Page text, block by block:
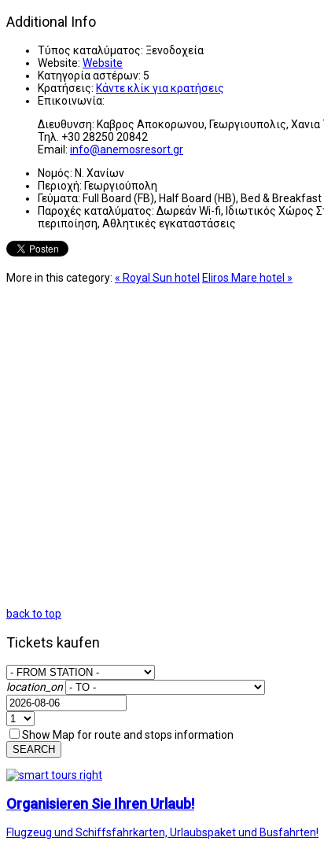
Additional Info
Τύπος καταλύματος: Ξενοδοχεία
Website: Website
Κατηγορία αστέρων: 5
Κρατήσεις: Κάντε κλίκ για κρατήσεις
Επικοινωνία:
Διευθυνση: Καβρος Αποκορωνου, Γεωργιουπολις, Χανια
Τηλ. +30 28250 20842
Email: info@anemosresort.gr
Νομός: Ν. Χανίων
Περιοχή: Γεωργιούπολη
Γεύματα: Full Board (FB), Half Board (HB), Bed & Breakfast
Παροχές καταλύματος: Δωρεάν Wi-fi, Ιδιωτικός Χώρος
περιποίηση, Αθλητικές εγκαταστάσεις
More in this category: « Royal Sun hotel Eliros Mare hotel »
back to top
Tickets kaufen
location_on
Show Map for route and stops information
SEARCH
Organisieren Sie Ihren Urlaub!
Flugzeug und Schiffsfahrkarten, Urlaubspaket und Busfahrten!